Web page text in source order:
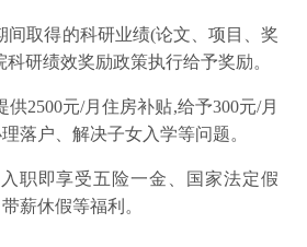
间取得的科研业绩(论文、项目、奖
研绩效奖励政策执行给予奖励。
2500元/月住房补贴,给予300元/月
落户、解决子女入学等问题。
职即享受五险一金、国家法定假
薪休假等福利。